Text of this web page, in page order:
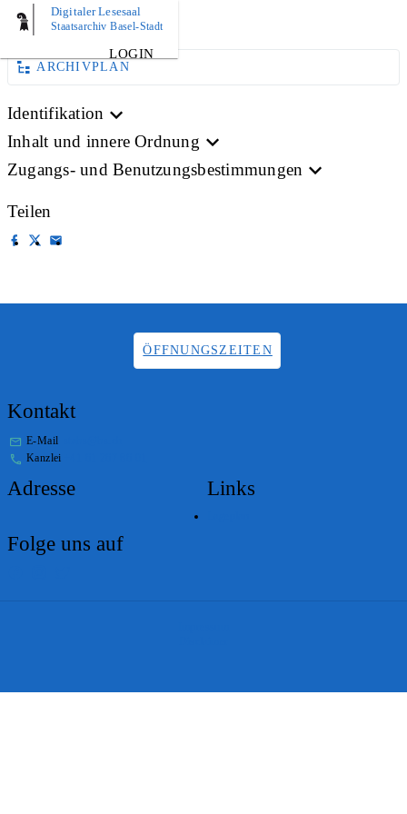
Digitaler Lesesaal
Staatsarchiv Basel-Stadt
LOGIN
BILD
ARCHIVPLAN
Identifikation
Inhalt und innere Ordnung
Zugangs- und Benutzungsbestimmungen
Teilen
ÖFFNUNGSZEITEN
Kontakt
E-Mail
Kanzlei
Adresse Links
Folge uns auf